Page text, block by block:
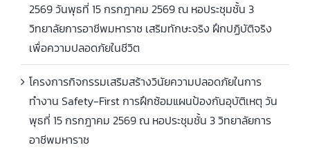
2569 วันพุธที่ 15 กรกฎาคม 2569 ณ หอประชุมชั้น 3
วิทยาลัยการอาชีพมหาราช เสริมทักษะจริง ฝึกปฏิบัติจริง
เพื่อความปลอดภัยในชีวิต
โครงการกิจกรรมเสริมสร้างวินัยความปลอดภัยในการ
ทำงาน Safety-First การฝึกซ้อมแผนป้องกันอุบัติเหตุ วัน
พุธที่ 15 กรกฎาคม 2569 ณ หอประชุมชั้น 3 วิทยาลัยการ
อาชีพมหาราช